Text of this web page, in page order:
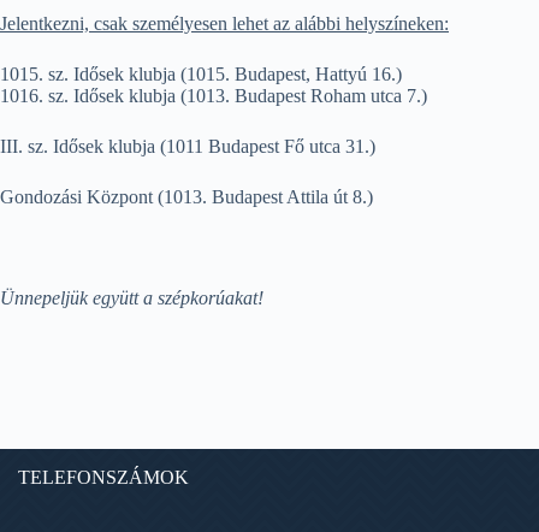
Jelentkezni, csak személyesen lehet az alábbi helyszíneken:
sz. Idősek klubja (1015. Budapest, Hattyú 16.)
sz. Idősek klubja (1013. Budapest Roham utca 7.)
III. sz. Idősek klubja (1011 Budapest Fő utca 31.)
Gondozási Központ (1013. Budapest Attila út 8.)
Ünnepeljük együtt a szépkorúakat!
TELEFONSZÁMOK